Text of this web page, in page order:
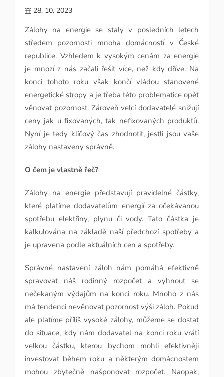
28. 10. 2023
Zálohy na energie se staly v posledních letech
středem pozornosti mnoha domácností v České
republice. Vzhledem k vysokým cenám za energie
je mnozí z nás začali řešit více, než kdy dříve. Na
konci tohoto roku však končí vládou stanovené
energetické stropy a je třeba této problematice opět
věnovat pozornost. Zároveň velcí dodavatelé snižují
ceny jak u fixovaných, tak nefixovaných produktů.
Nyní je tedy klíčový čas zhodnotit, jestli jsou vaše
zálohy nastaveny správně.
O čem je vlastně řeč?
Zálohy na energie představují pravidelné částky,
které platíme dodavatelům energií za očekávanou
spotřebu elektřiny, plynu či vody. Tato částka je
kalkulována na základě naší předchozí spotřeby a
je upravena podle aktuálních cen a spotřeby.
Správné nastavení záloh nám pomáhá efektivně
spravovat náš rodinný rozpočet a vyhnout se
nečekaným výdajům na konci roku. Mnoho z nás
má tendenci nevěnovat pozornost výši záloh. Pokud
ale platíme příliš vysoké zálohy, můžeme se dostat
do situace, kdy nám dodavatel na konci roku vrátí
velkou částku, kterou bychom mohli efektivněji
investovat během roku a některým domácnostem
mohou zbytečně našponovat rozpočet. Naopak,